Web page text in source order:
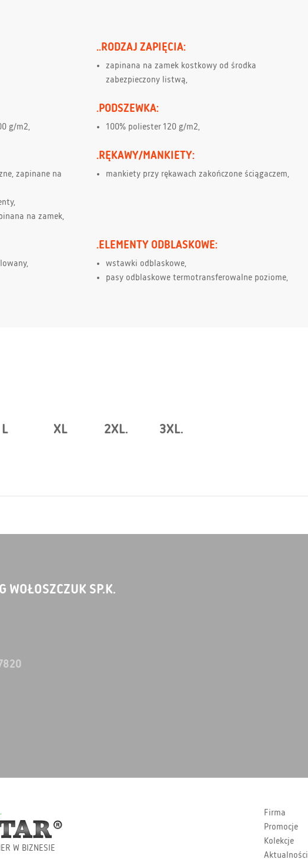
..RODZAJ ZAPIĘCIA:
zapinana na zamek kostkowy od środka
zabezpieczony listwą,
g/m2,
.PODSZEWKA:
100% poliester 120 g/m2,
zapinane na
na zamek,
.RĘKAWY/MANKIETY:
mankiety przy rękawach zakończone ściągaczem,
.ELEMENTY ODBLASKOWE:
wstawki odblaskowe,
pasy odblaskowe termotransferowalne poziome,
L XL 2XL. 3XL.
WOŁOSZCZUK SP.K.
W BIZNESIE
Firma
Promocje
Kolekcje
Aktualności